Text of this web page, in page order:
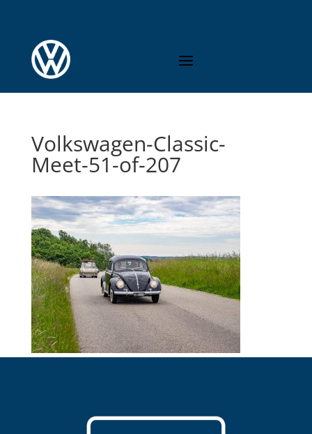
Volkswagen-Classic-
Meet-51-of-207